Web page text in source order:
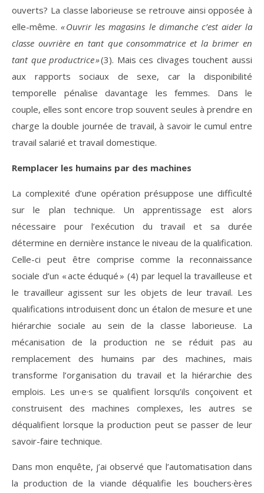
ouverts? La classe laborieuse se retrouve ainsi opposée à
elle-même.« Ouvrir les magasins le dimanche c’est aider la
classe ouvrière en tant que consommatrice et la brimer en
tant que productrice »(3). Mais ces clivages touchent aussi
aux rapports sociaux de sexe, car la disponibilité
temporelle pénalise davantage les femmes. Dans le
couple, elles sont encore trop souvent seules à prendre en
charge la double journée de travail, à savoir le cumul entre
travail salarié et travail domestique.
Remplacer les humains par des machines
La complexité d’une opération présuppose une difficulté
sur le plan technique. Un apprentissage est alors
nécessaire pour l’exécution du travail et sa durée
détermine en dernière instance le niveau de la qualification.
Celle-ci peut être comprise comme la reconnaissance
sociale d’un « acte éduqué » (4) par lequel la travailleuse et
le travailleur agissent sur les objets de leur travail. Les
qualifications introduisent donc un étalon de mesure et une
hiérarchie sociale au sein de la classe laborieuse. La
mécanisation de la production ne se réduit pas au
remplacement des humains par des machines, mais
transforme l’organisation du travail et la hiérarchie des
emplois. Les un·e·s se qualifient lorsqu’ils conçoivent et
construisent des machines complexes, les autres se
déqualifient lorsque la production peut se passer de leur
savoir-faire technique.
Dans mon enquête, j’ai observé que l’automatisation dans
la production de la viande déqualifie les bouchers·ères